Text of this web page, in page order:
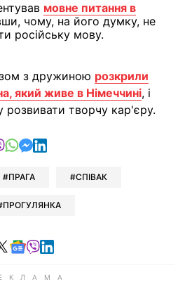
мовне питання в
чому, на його думку, не
російську мову.
з дружиною розкрили
який живе в Німеччині, і
творчу кар'єру.
у Telegram
у Facebook
у X
відправити у Viber
відправити у Whatsapp
відправити у Messenger
відправити у LinkedIn
ПРАГА СПІВАК
ПРОГУЛЯНКА
у Telegram
у Facebook
Читайте у X
Читайте у Google news
Читайте у Viber
Читайте у LinkedIn